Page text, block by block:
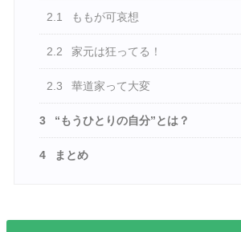
2.1 ももが可哀想
2.2 家元は狂ってる！
2.3 華道家って大変
3 “もうひとりの自分”とは？
4 まとめ